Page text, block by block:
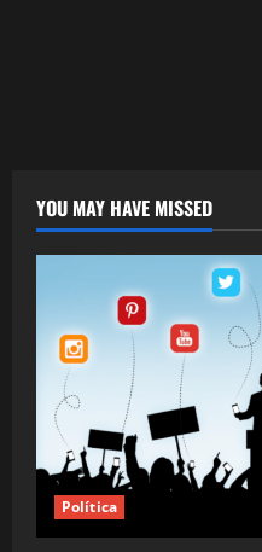
YOU MAY HAVE MISSED
Política